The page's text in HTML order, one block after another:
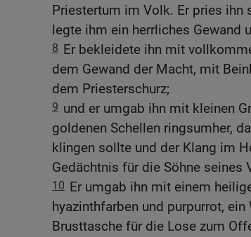
Priestertum im Volk. Er pries ihn
legte ihm ein herrliches Gewand
8 Er bekleidete ihn mit
dem Gewand der Macht, mit
dem Priesterschurz;
9 und er umgab ihn mit kleinen
goldenen Schellen ringsumher,
klingen sollte und der Klang im
Gedächtnis für die Söhne seines
10 Er umgab ihn mit einem
hyazinthfarben und purpurrot,
Brusttasche für die Lose zum